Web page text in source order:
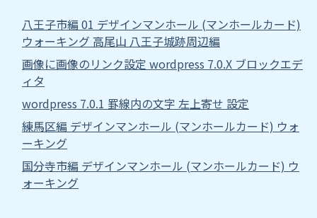
八王子市編 01 デザインマンホール (マンホールカード)
ウォーキング 高尾山 八王子城跡周辺編
画像に画像のリンク設定 wordpress 7.0.X ブロックエデ
ィタ
wordpress 7.0.1 罫線内の文字 左上寄せ 設定
練馬区編 デザインマンホール (マンホールカード) ウォ
ーキング
国分寺市編 デザインマンホール (マンホールカード) ウ
ォーキング